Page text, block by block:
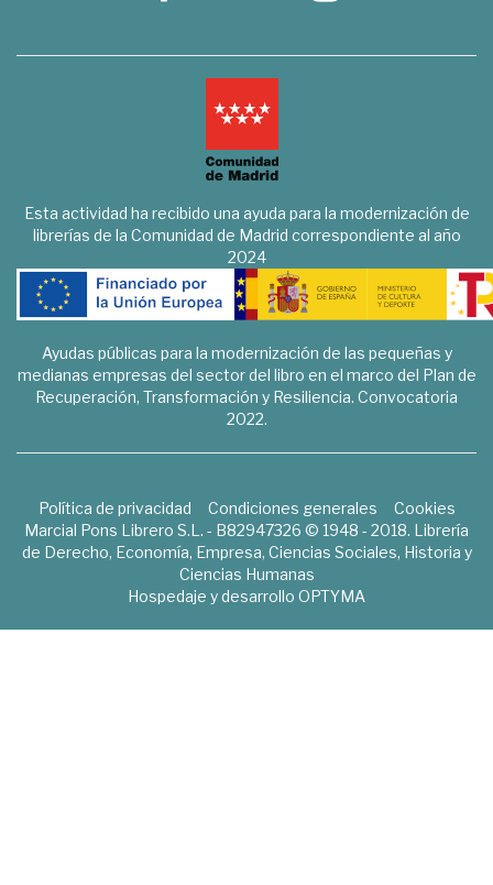
Esta actividad ha recibido una ayuda para la modernización de
librerías de la Comunidad de Madrid correspondiente al año
2024
Ayudas públicas para la modernización de las pequeñas y
medianas empresas del sector del libro en el marco del Plan de
Recuperación, Transformación y Resiliencia. Convocatoria
2022.
Política de privacidad Condiciones generales
Cookies
Marcial Pons Librero S.L. - B82947326 © 1948 - 2018. Librería
de Derecho, Economía, Empresa, Ciencias Sociales, Historia y
Ciencias Humanas
Hospedaje y desarrollo OPTYMA